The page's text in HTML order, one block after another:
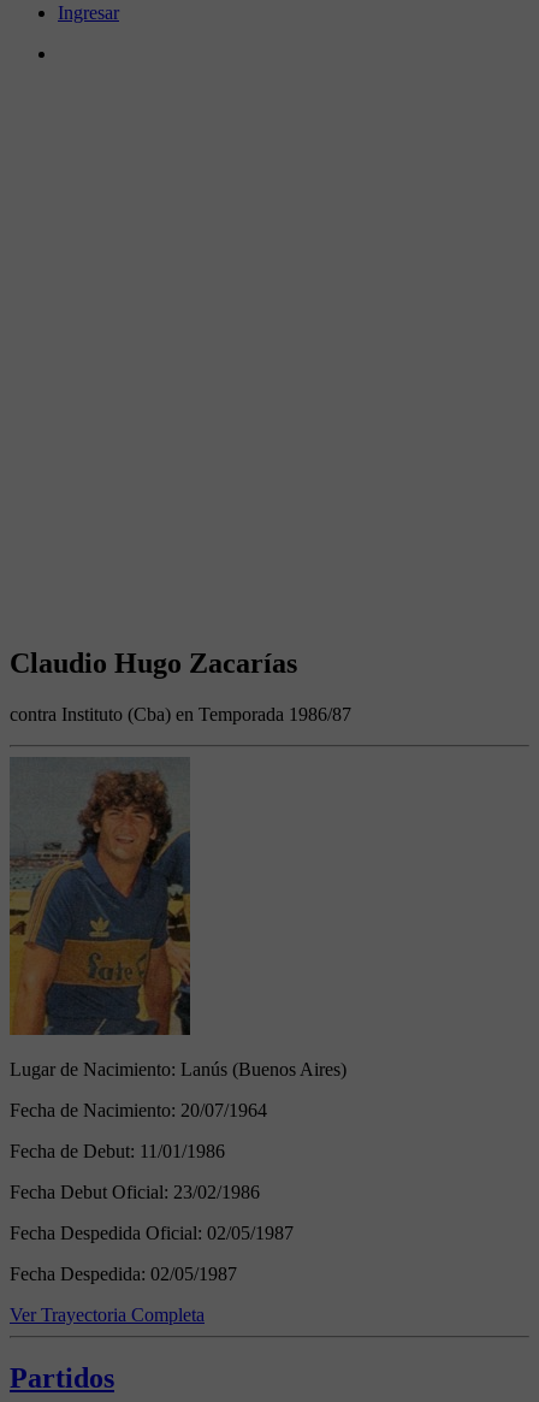
Ingresar
Claudio Hugo Zacarías
contra Instituto (Cba) en Temporada 1986/87
Lugar de Nacimiento: Lanús (Buenos Aires)
Fecha de Nacimiento: 20/07/1964
Fecha de Debut: 11/01/1986
Fecha Debut Oficial: 23/02/1986
Fecha Despedida Oficial: 02/05/1987
Fecha Despedida: 02/05/1987
Ver Trayectoria Completa
Partidos